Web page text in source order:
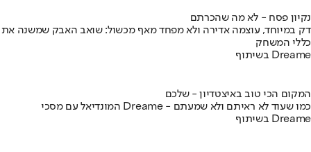
נקיון פסח - לא מה שהכרתם
דק במיוחד, עוצמה אדירה ולא מפחד מאף מכשול: שואב האבק שמשנה את
כללי המשחק
בשיתוף Dreame
המקום הכי טוב באיצטדיון - שלכם
המונדיאל עם מסכי Dreame - כמו שעוד לא ראיתם ולא שמעתם
בשיתוף Dreame